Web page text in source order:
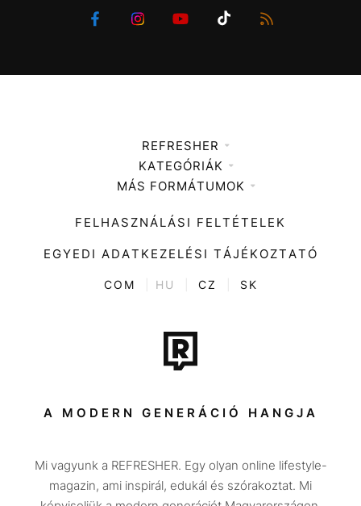
REFRESHER
Médiaajánlat
KATEGÓRIÁK
Zene
Divat
Kultúra
ENTR
Tech-Tudomány
Sport
Társadalom
Utazás
Életmód
MÁS FORMÁTUMOK
FELHASZNÁLÁSI FELTÉTELEK
EGYEDI ADATKEZELÉSI TÁJÉKOZTATÓ
COM HU CZ SK
A MODERN GENERÁCIÓ HANGJA
Mi vagyunk a REFRESHER. Egy olyan online lifestyle-
magazin, ami inspirál, edukál és szórakoztat. Mi